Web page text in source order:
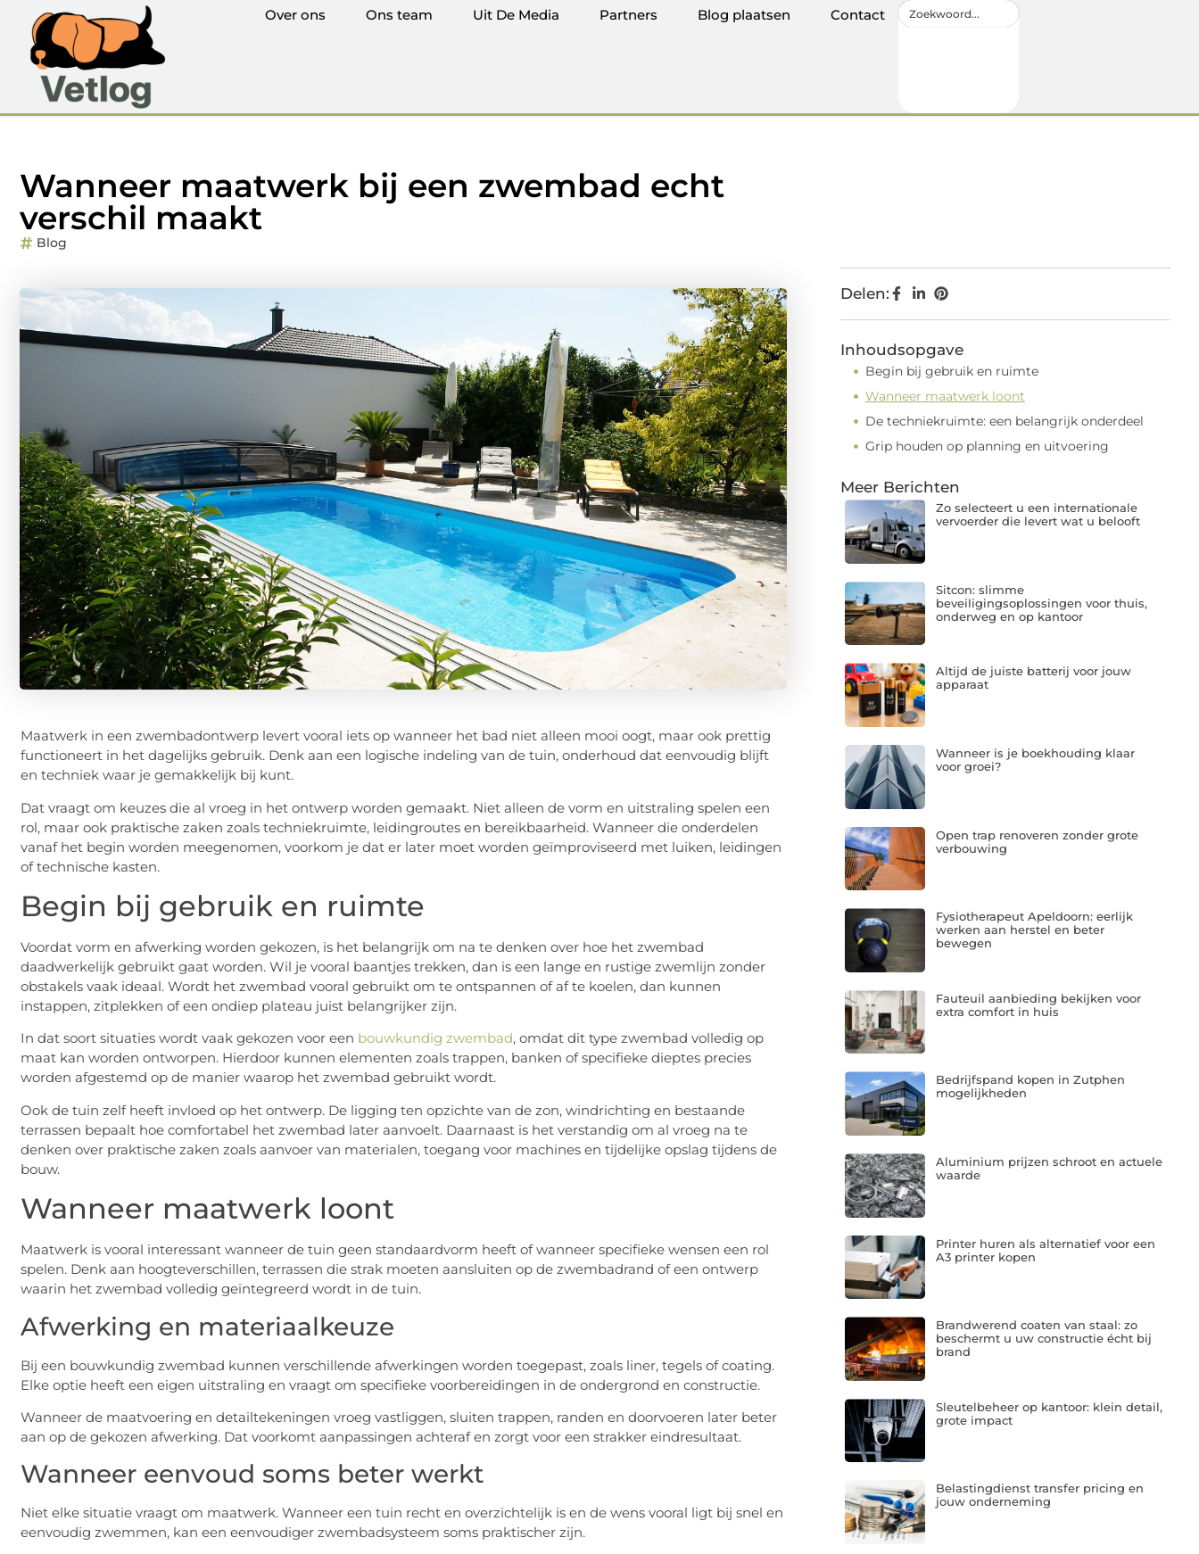
Over ons Ons team Uit De Media Partners Blog plaatsen Contact
Wanneer maatwerk bij een zwembad echt
verschil maakt
Blog
Maatwerk in een zwembadontwerp levert vooral iets op wanneer het bad niet alleen mooi oogt, maar ook prettig
functioneert in het dagelijks gebruik. Denk aan een logische indeling van de tuin, onderhoud dat eenvoudig blijft
en techniek waar je gemakkelijk bij kunt.
Dat vraagt om keuzes die al vroeg in het ontwerp worden gemaakt. Niet alleen de vorm en uitstraling spelen een
rol, maar ook praktische zaken zoals techniekruimte, leidingroutes en bereikbaarheid. Wanneer die onderdelen
vanaf het begin worden meegenomen, voorkom je dat er later moet worden geïmproviseerd met luiken, leidingen
of technische kasten.
Begin bij gebruik en ruimte
Voordat vorm en afwerking worden gekozen, is het belangrijk om na te denken over hoe het zwembad
daadwerkelijk gebruikt gaat worden. Wil je vooral baantjes trekken, dan is een lange en rustige zwemlijn zonder
obstakels vaak ideaal. Wordt het zwembad vooral gebruikt om te ontspannen of af te koelen, dan kunnen
instappen, zitplekken of een ondiep plateau juist belangrijker zijn.
In dat soort situaties wordt vaak gekozen voor een bouwkundig zwembad, omdat dit type zwembad volledig op
maat kan worden ontworpen. Hierdoor kunnen elementen zoals trappen, banken of specifieke dieptes precies
worden afgestemd op de manier waarop het zwembad gebruikt wordt.
Ook de tuin zelf heeft invloed op het ontwerp. De ligging ten opzichte van de zon, windrichting en bestaande
terrassen bepaalt hoe comfortabel het zwembad later aanvoelt. Daarnaast is het verstandig om al vroeg na te
denken over praktische zaken zoals aanvoer van materialen, toegang voor machines en tijdelijke opslag tijdens de
bouw.
Wanneer maatwerk loont
Maatwerk is vooral interessant wanneer de tuin geen standaardvorm heeft of wanneer specifieke wensen een rol
spelen. Denk aan hoogteverschillen, terrassen die strak moeten aansluiten op de zwembadrand of een ontwerp
waarin het zwembad volledig geïntegreerd wordt in de tuin.
Afwerking en materiaalkeuze
Bij een bouwkundig zwembad kunnen verschillende afwerkingen worden toegepast, zoals liner, tegels of coating.
Elke optie heeft een eigen uitstraling en vraagt om specifieke voorbereidingen in de ondergrond en constructie.
Wanneer de maatvoering en detailtekeningen vroeg vastliggen, sluiten trappen, randen en doorvoeren later beter
aan op de gekozen afwerking. Dat voorkomt aanpassingen achteraf en zorgt voor een strakker eindresultaat.
Wanneer eenvoud soms beter werkt
Niet elke situatie vraagt om maatwerk. Wanneer een tuin recht en overzichtelijk is en de wens vooral ligt bij snel en
eenvoudig zwemmen, kan een eenvoudiger zwembadsysteem soms praktischer zijn.
Delen:
Inhoudsopgave
Begin bij gebruik en ruimte
Wanneer maatwerk loont
De techniekruimte: een belangrijk onderdeel
Grip houden op planning en uitvoering
Meer Berichten
Zo selecteert u een internationale
vervoerder die levert wat u belooft
Sitcon: slimme
beveiligingsoplossingen voor thuis,
onderweg en op kantoor
Altijd de juiste batterij voor jouw
apparaat
Wanneer is je boekhouding klaar
voor groei?
Open trap renoveren zonder grote
verbouwing
Fysiotherapeut Apeldoorn: eerlijk
werken aan herstel en beter
bewegen
Fauteuil aanbieding bekijken voor
extra comfort in huis
Bedrijfspand kopen in Zutphen
mogelijkheden
Aluminium prijzen schroot en actuele
waarde
Printer huren als alternatief voor een
A3 printer kopen
Brandwerend coaten van staal: zo
beschermt u uw constructie écht bij
brand
Sleutelbeheer op kantoor: klein detail,
grote impact
Belastingdienst transfer pricing en
jouw onderneming